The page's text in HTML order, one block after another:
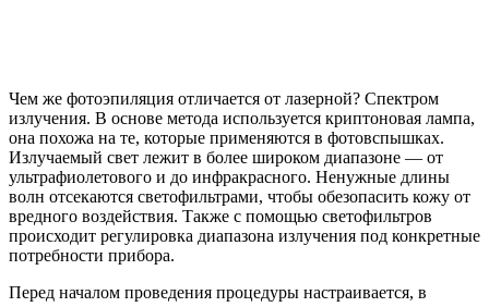
Чем же фотоэпиляция отличается от лазерной? Спектром
излучения. В основе метода используется криптоновая лампа,
она похожа на те, которые применяются в фотовспышках.
Излучаемый свет лежит в более широком диапазоне — от
ультрафиолетового и до инфракрасного. Ненужные длины
волн отсекаются светофильтрами, чтобы обезопасить кожу от
вредного воздействия. Также с помощью светофильтров
происходит регулировка диапазона излучения под конкретные
потребности прибора.
Перед началом проведения процедуры настраивается, в